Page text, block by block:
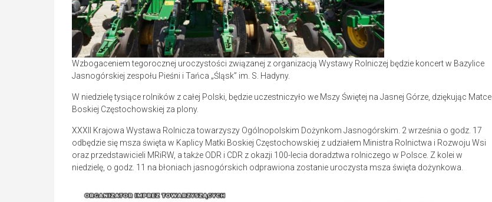
Wzbogaceniem tegorocznej uroczystości związanej z organizacją Wystawy Rolniczej będzie koncert w Bazylice
Jasnogórskiej zespołu Pieśni i Tańca „Śląsk” im. S. Hadyny.
W niedzielę tysiące rolników z całej Polski, będzie uczestniczyło we Mszy Świętej na Jasnej Górze, dziękując Matce
Boskiej Częstochowskiej za plony.
XXXII Krajowa Wystawa Rolnicza towarzyszy Ogólnopolskim Dożynkom Jasnogórskim. 2 września o godz. 17
odbędzie się msza święta w Kaplicy Matki Boskiej Częstochowskiej z udziałem Ministra Rolnictwa i Rozwoju Wsi
oraz przedstawicieli MRiRW, a także ODR i CDR z okazji 100-lecia doradztwa rolniczego w Polsce. Z kolei w
niedzielę, o godz. 11 na błoniach jasnogórskich odprawiona zostanie uroczysta msza święta dożynkowa.